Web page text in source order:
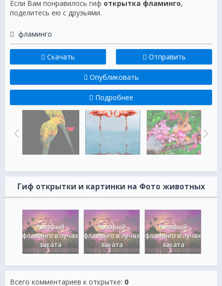
Если Вам понравилось гиф открытка фламинго,
поделитесь ею с друзьями.
фламинго
Скачать Отправить
Опубликовать
Подробнее
Гиф открытки и картинки на Фото животных
Розовый
фламинго в лучах
заката
Розовый
фламинго в лучах
заката
Розовый
фламинго в лучах
заката
Всего комментариев к открытке: 0